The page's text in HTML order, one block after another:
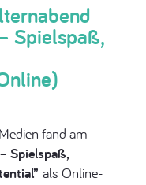
Spielspaß,
fand am
Spielspaß,
als Online-